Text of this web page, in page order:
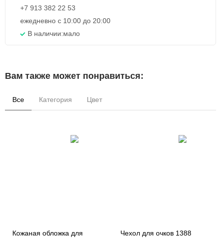
+7 913 382 22 53
ежедневно с 10:00 до 20:00
В наличии:мало
Вам также может понравиться:
Все Категория Цвет
Кожаная обложка для
Чехол для очков 1388